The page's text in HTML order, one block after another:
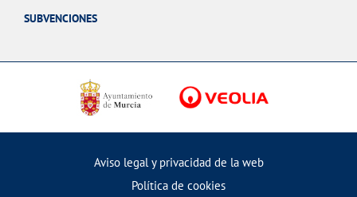
SUBVENCIONES
Aviso legal y privacidad de la web
Política de cookies